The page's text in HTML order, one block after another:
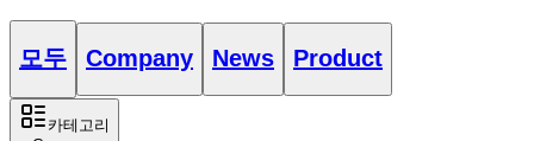
모두 Company News Product
카테고리